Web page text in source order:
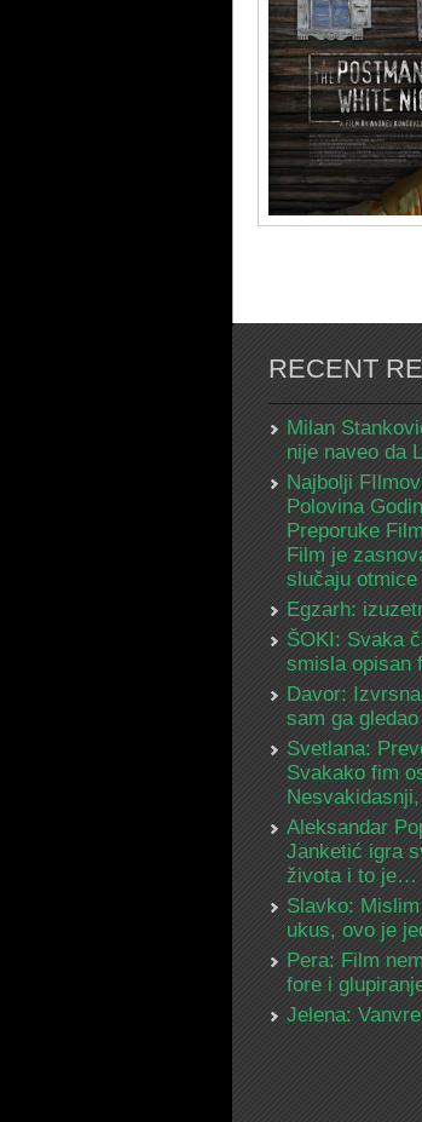
RECENT
Milan
nije naveo da
Najbolji
Polovina
Preporuke
Film je
slučaju
Egzarh:
ŠOKI: Svaka
smisla
Davor:
sam ga
Svetlana:
Svakako fim
Aleksandar
Janketić igra
života i to je…
Slavko:
ukus, ovo je
Pera: Film
fore i
Jelena: